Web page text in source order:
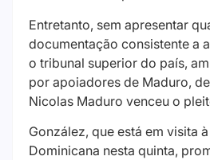
Entretanto, sem apresentar
documentação consistente a
o tribunal superior do país,
por apoiadores de Maduro,
Nicolas Maduro venceu o
González, que está em visita
Dominicana nesta quinta,